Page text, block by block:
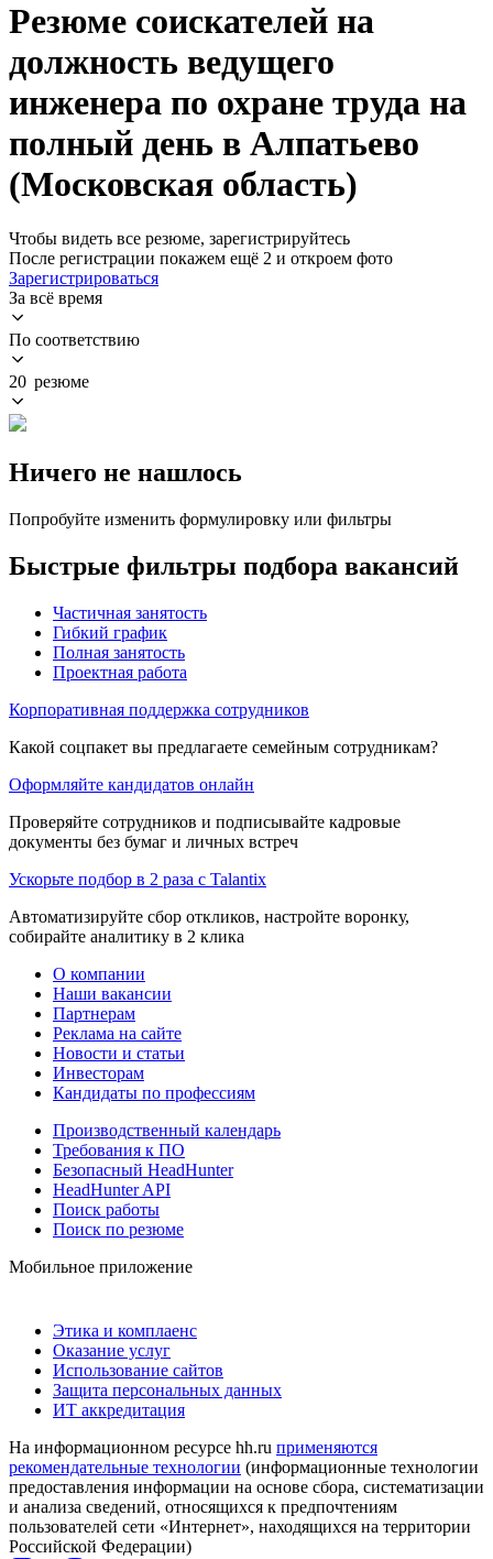
Резюме соискателей на
должность ведущего
инженера по охране труда на
полный день в Алпатьево
(Московская область)
Чтобы видеть все резюме, зарегистрируйтесь
После регистрации покажем ещё 2 и откроем фото
Зарегистрироваться
За всё время
По соответствию
20 резюме
Ничего не нашлось
Попробуйте изменить формулировку или фильтры
Быстрые фильтры подбора вакансий
Частичная занятость
Гибкий график
Полная занятость
Проектная работа
Корпоративная поддержка сотрудников
Какой соцпакет вы предлагаете семейным сотрудникам?
Оформляйте кандидатов онлайн
Проверяйте сотрудников и подписывайте кадровые
документы без бумаг и личных встреч
Ускорьте подбор в 2 раза с Talantix
Автоматизируйте сбор откликов, настройте воронку,
собирайте аналитику в 2 клика
О компании
Наши вакансии
Партнерам
Реклама на сайте
Новости и статьи
Инвесторам
Кандидаты по профессиям
Производственный календарь
Требования к ПО
Безопасный HeadHunter
HeadHunter API
Поиск работы
Поиск по резюме
Мобильное приложение
Этика и комплаенс
Оказание услуг
Использование сайтов
Защита персональных данных
ИТ аккредитация
На информационном ресурсе hh.ru применяются
рекомендательные технологии (информационные технологии
предоставления информации на основе сбора, систематизации
и анализа сведений, относящихся к предпочтениям
пользователей сети «Интернет», находящихся на территории
Российской Федерации)